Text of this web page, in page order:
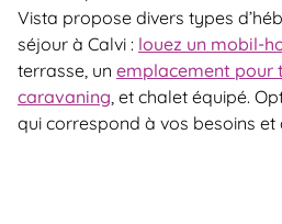
Vista propose divers types
séjour à Calvi : louez un mobil-
terrasse, un emplacement pour
caravaning, et chalet équipé.
qui correspond à vos besoins et